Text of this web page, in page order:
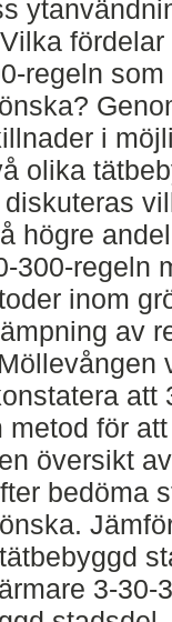
regeln
i
olika
diskuteras
högre
300-regeln
inom
av
att
metod för
översikt
bedöma
3-30-